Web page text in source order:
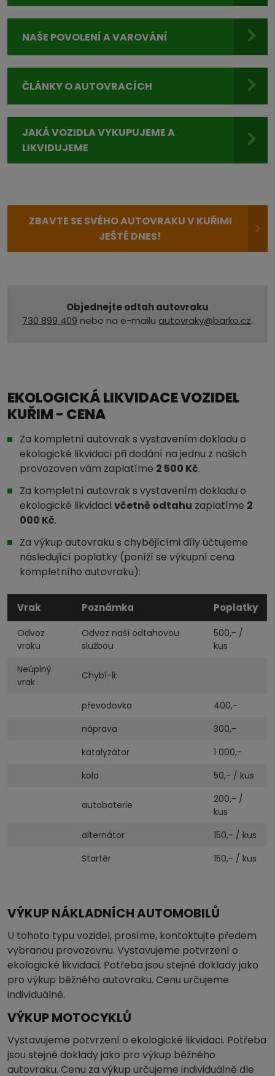
NAŠE POVOLENÍ A VAROVÁNÍ
ČLÁNKY O AUTOVRACÍCH
JAKÁ VOZIDLA VYKUPUJEME A
LIKVIDUJEME
ZBAVTE SE SVÉHO AUTOVRAKU V KUŘIMI
JEŠTĚ DNES!
Objednejte odtah autovraku
730 899 409 nebo na e-mailu autovraky@barko.cz.
EKOLOGICKÁ LIKVIDACE VOZIDEL
KUŘIM - CENA
Za kompletní autovrak s vystavením dokladu o
ekologické likvidaci při dodání na jednu z našich
provozoven vám zaplatíme 2 500 Kč.
Za kompletní autovrak s vystavením dokladu o
ekologické likvidaci včetně odtahu zaplatíme 2
000 Kč.
Za výkup autovraku s chybějícími díly účtujeme
následující poplatky (poníží se výkupní cena
kompletního autovraku):
Vrak Poznámka Poplatky
Odvoz
vraku
Odvoz naší odtahovou
službou
500,- /
kus
Neúplný
vrak
Chybí-li:
převodovka
400,-
náprava
300,-
katalyzátor
1 000,-
kolo
50,- / kus
autobaterie
200,- /
kus
alternátor
150,- / kus
Startér
150,- / kus
VÝKUP NÁKLADNÍCH AUTOMOBILŮ
U tohoto typu vozidel, prosíme, kontaktujte předem
vybranou provozovnu. Vystavujeme potvrzení o
ekologické likvidaci. Potřeba jsou stejné doklady jako
pro výkup běžného autovraku. Cenu určujeme
individuálně.
VÝKUP MOTOCYKLŮ
Vystavujeme potvrzení o ekologické likvidaci. Potřeba
jsou stejné doklady jako pro výkup běžného
autovraku. Cenu za výkup určujeme individuálně dle